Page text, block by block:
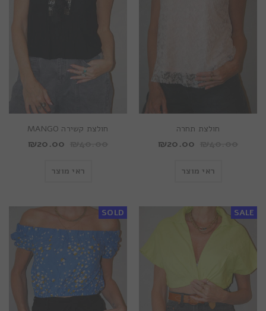
חולצת תחרה
₪20.00
ראי מוצר
חולצת קשירה MANGO
₪20.00
ראי מוצר
SALE
SOLD